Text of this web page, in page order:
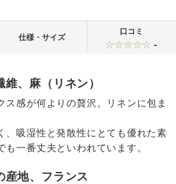
仕様・サイズ
口コミ
-
、麻（リネン）
ス感が何よりの贅沢。リネンに包ま
、吸湿性と発散性にとても優れた素
も一番丈夫といわれています。
産地、フランス